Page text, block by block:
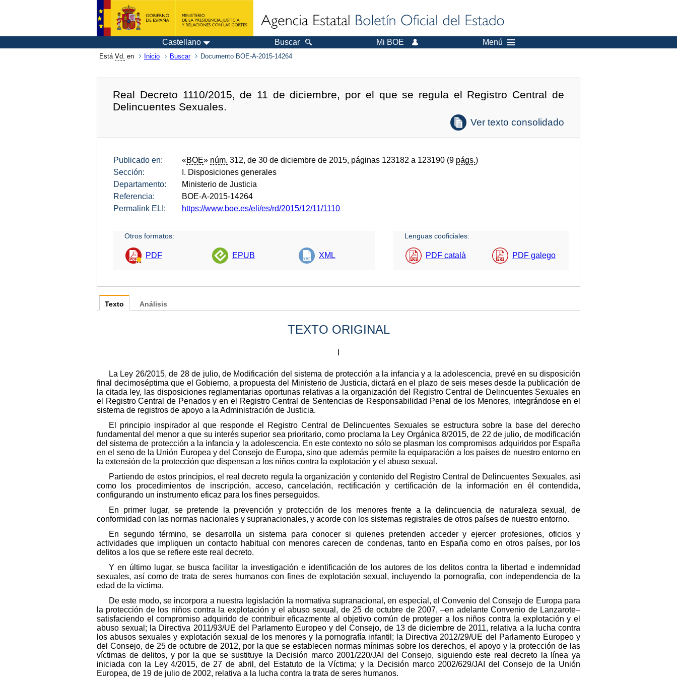
Castellano Buscar Mi BOE Menú
Está Vd. en Inicio Buscar Documento BOE-A-2015-14264
Real Decreto 1110/2015, de 11 de diciembre, por el que se regula el Registro Central de
Delincuentes Sexuales.
Ver texto consolidado
Publicado en: «BOE» núm. 312, de 30 de diciembre de 2015, páginas 123182 a 123190 (9 págs.)
Sección:
I. Disposiciones generales
Departamento:
Ministerio de Justicia
Referencia:
BOE-A-2015-14264
Permalink ELI:
https://www.boe.es/eli/es/rd/2015/12/11/1110
Otros formatos:
PDF EPUB XML
Lenguas cooficiales:
PDF català PDF galego
Texto
TEXTO ORIGINAL
La Ley 26/2015, de 28 de julio, de Modificación del sistema de protección a la infancia y a la adolescencia, prevé en su disposición
final decimoséptima que el Gobierno, a propuesta del Ministerio de Justicia, dictará en el plazo de seis meses desde la publicación de
la citada ley, las disposiciones reglamentarias oportunas relativas a la organización del Registro Central de Delincuentes Sexuales en
el Registro Central de Penados y en el Registro Central de Sentencias de Responsabilidad Penal de los Menores, integrándose en el
sistema de registros de apoyo a la Administración de Justicia.
El principio inspirador al que responde el Registro Central de Delincuentes Sexuales se estructura sobre la base del derecho
fundamental del menor a que su interés superior sea prioritario, como proclama la Ley Orgánica 8/2015, de 22 de julio, de modificación
del sistema de protección a la infancia y la adolescencia. En este contexto no sólo se plasman los compromisos adquiridos por España
en el seno de la Unión Europea y del Consejo de Europa, sino que además permite la equiparación a los países de nuestro entorno en
la extensión de la protección que dispensan a los niños contra la explotación y el abuso sexual.
Partiendo de estos principios, el real decreto regula la organización y contenido del Registro Central de Delincuentes Sexuales, así
como los procedimientos de inscripción, acceso, cancelación, rectificación y certificación de la información en él contendida,
configurando un instrumento eficaz para los fines perseguidos.
En primer lugar, se pretende la prevención y protección de los menores frente a la delincuencia de naturaleza sexual, de
conformidad con las normas nacionales y supranacionales, y acorde con los sistemas registrales de otros países de nuestro entorno.
En segundo término, se desarrolla un sistema para conocer si quienes pretenden acceder y ejercer profesiones, oficios y
actividades que impliquen un contacto habitual con menores carecen de condenas, tanto en España como en otros países, por los
delitos a los que se refiere este real decreto.
Y en último lugar, se busca facilitar la investigación e identificación de los autores de los delitos contra la libertad e indemnidad
sexuales, así como de trata de seres humanos con fines de explotación sexual, incluyendo la pornografía, con independencia de la
edad de la víctima.
De este modo, se incorpora a nuestra legislación la normativa supranacional, en especial, el Convenio del Consejo de Europa para
la protección de los niños contra la explotación y el abuso sexual, de 25 de octubre de 2007, –en adelante Convenio de Lanzarote–
satisfaciendo el compromiso adquirido de contribuir eficazmente al objetivo común de proteger a los niños contra la explotación y el
abuso sexual; la Directiva 2011/93/UE del Parlamento Europeo y del Consejo, de 13 de diciembre de 2011, relativa a la lucha contra
los abusos sexuales y explotación sexual de los menores y la pornografía infantil; la Directiva 2012/29/UE del Parlamento Europeo y
del Consejo, de 25 de octubre de 2012, por la que se establecen normas mínimas sobre los derechos, el apoyo y la protección de las
víctimas de delitos, y por la que se sustituye la Decisión marco 2001/220/JAI del Consejo, siguiendo este real decreto la línea ya
iniciada con la Ley 4/2015, de 27 de abril, del Estatuto de la Víctima; y la Decisión marco 2002/629/JAI del Consejo de la Unión
Europea, de 19 de julio de 2002, relativa a la lucha contra la trata de seres humanos.
Análisis